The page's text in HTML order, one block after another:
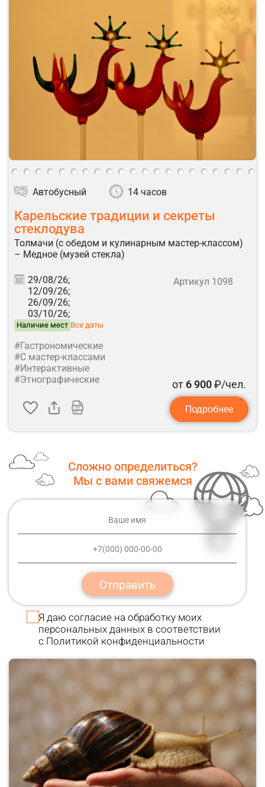
Автобусный 14 часов
Карельские традиции и секреты
стеклодува
Толмачи (с обедом и кулинарным мастер-классом)
– Медное (музей стекла)
29/08/26;
12/09/26;
26/09/26;
03/10/26;
Наличие мест Все даты
Артикул 1098
#Гастрономические
#С мастер-классами
#Интерактивные
#Этнографические
от 6 900₽/чел.
Подробнее
Сложно определиться?
Мы с вами свяжемся
Отправить
Я даю согласиена обработку моих
персональных данных в соответствии
с Политикой конфиденциальности